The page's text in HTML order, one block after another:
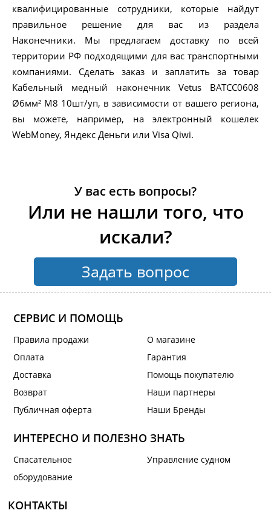
квалифицированные сотрудники, которые найдут
правильное решение для вас из раздела
Наконечники. Мы предлагаем доставку по всей
территории РФ подходящими для вас транспортными
компаниями. Сделать заказ и заплатить за товар
Кабельный медный наконечник Vetus BATCC0608
Ø6мм² M8 10шт/уп, в зависимости от вашего региона,
вы можете, например, на электронный кошелек
WebMoney, Яндекс Деньги или Visa Qiwi.
У вас есть вопросы?
Или не нашли того, что
искали?
Задать вопрос
СЕРВИС И ПОМОЩЬ
Правила продажи
Оплата
Доставка
Возврат
Публичная оферта
О магазине
Гарантия
Помощь покупателю
Наши партнеры
Наши Бренды
ИНТЕРЕСНО И ПОЛЕЗНО ЗНАТЬ
Спасательное
оборудование
Управление судном
КОНТАКТЫ